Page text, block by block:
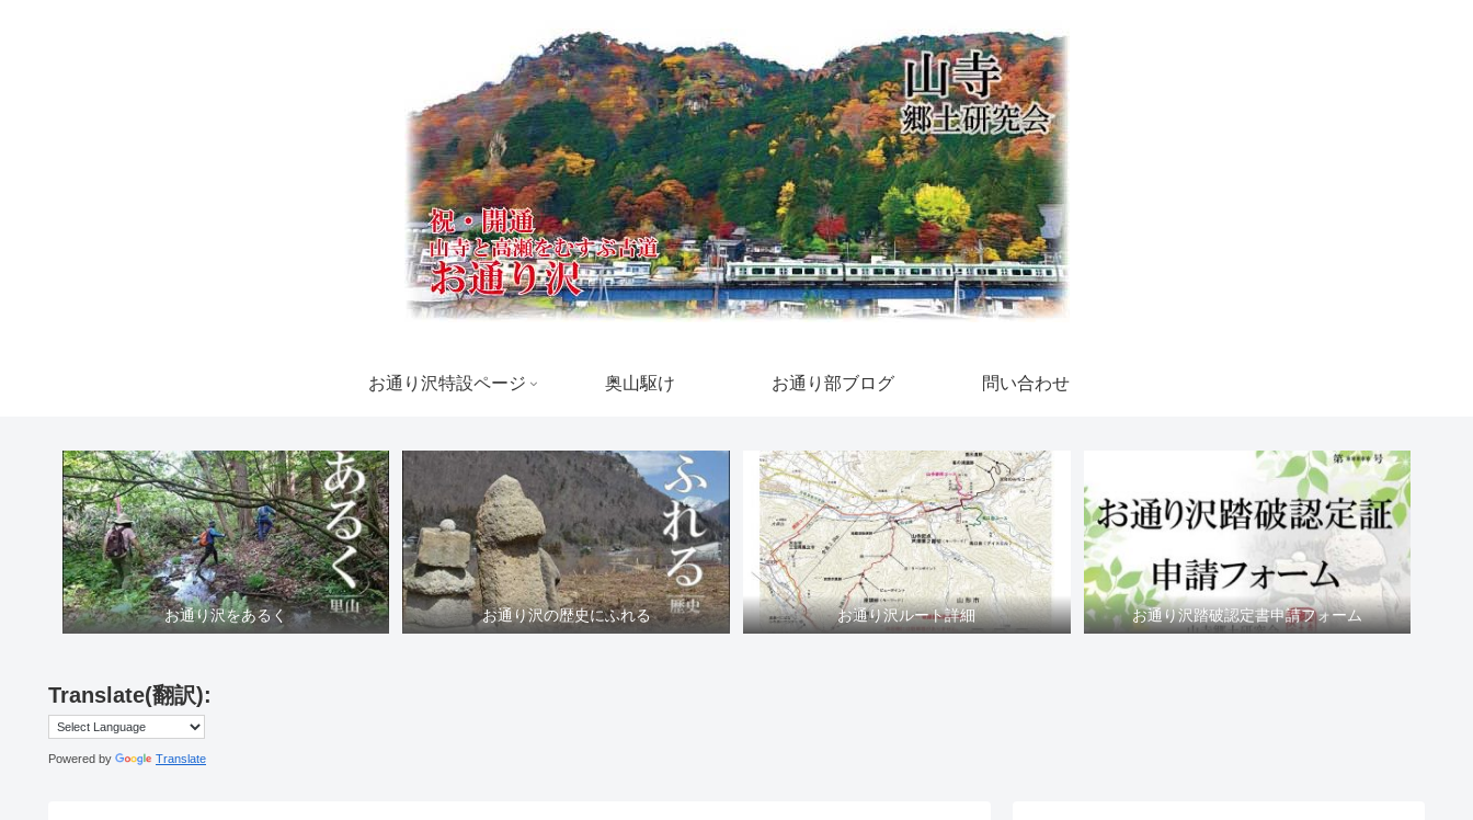
お通り沢特設ページ 奥山駆け お通り部ブログ 問い合わせ
お通り沢をあるく お通り沢の歴史にふれる お通り沢ルート詳細 お通り沢踏破認定書申請フォーム
Translate(翻訳):
Powered by Translate